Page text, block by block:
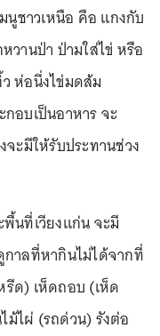
นูชาวเหนือ คือ แกงกับ
านป่า ป่ามใส่ไข่ หรือ
ห่อนึ่งไข่มดส้ม
อบเป็นอาหาร จะ
ะมีให้รับประทานช่วง
นที่เวียงแก่น จะมี
าลที่หากินไม่ได้จากที่
รีด) เห็ดถอบ (เห็ด
ม้ไผ่ (รถด่วน) รังต่อ